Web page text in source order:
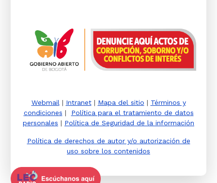
Webmail| Intranet| Mapa del sitio | Términos y
condiciones | Política para el tratamiento de datos
personales | Política de Seguridad de la información
Política de derechos de autor y/o autorización de
uso sobre los contenidos